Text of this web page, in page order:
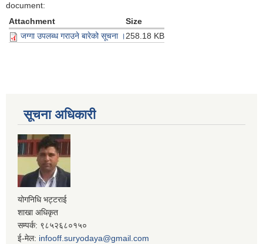
document:
Attachment
Size
जग्गा उपलब्ध गराउने बारेको सूचना ।258.18 KB
सूचना अधिकारी
योगनिधि भट्टराई
शाखा अधिकृत
सम्पर्क: ९८५२६८०१५०
ई-मेल: infooff.suryodaya@gmail.com